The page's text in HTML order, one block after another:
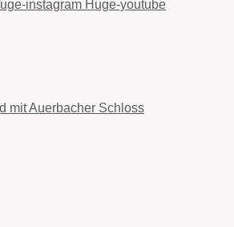
instagram Huge-youtube